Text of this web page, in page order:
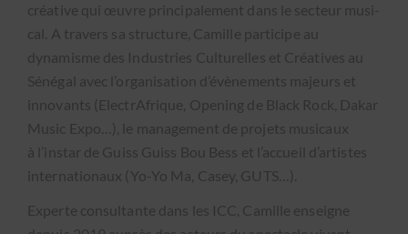
créa­tive qui œuvre prin­ci­pale­ment dans le secteur musi­
cal. A tra­vers sa struc­ture, Camille par­ticipe au
dynamisme des Indus­tries Cul­turelles et Créa­tives au
Séné­gal avec l’organisation d’évènements majeurs et
inno­vants (Elec­trAfrique, Open­ing de Black Rock, Dakar
Music Expo…), le man­age­ment de pro­jets musi­caux
à l’instar de Guiss Guiss Bou Bess et l’accueil d’artistes
inter­na­tionaux (Yo-Yo Ma, Casey, GUTS…).
Experte con­sul­tante dans les ICC, Camille enseigne